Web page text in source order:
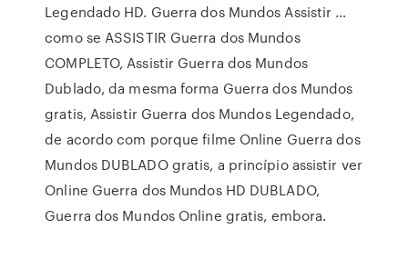
Legendado HD. Guerra dos Mundos Assistir …
como se ASSISTIR Guerra dos Mundos
COMPLETO, Assistir Guerra dos Mundos
Dublado, da mesma forma Guerra dos Mundos
gratis, Assistir Guerra dos Mundos Legendado,
de acordo com porque filme Online Guerra dos
Mundos DUBLADO gratis, a princípio assistir ver
Online Guerra dos Mundos HD DUBLADO,
Guerra dos Mundos Online gratis, embora.